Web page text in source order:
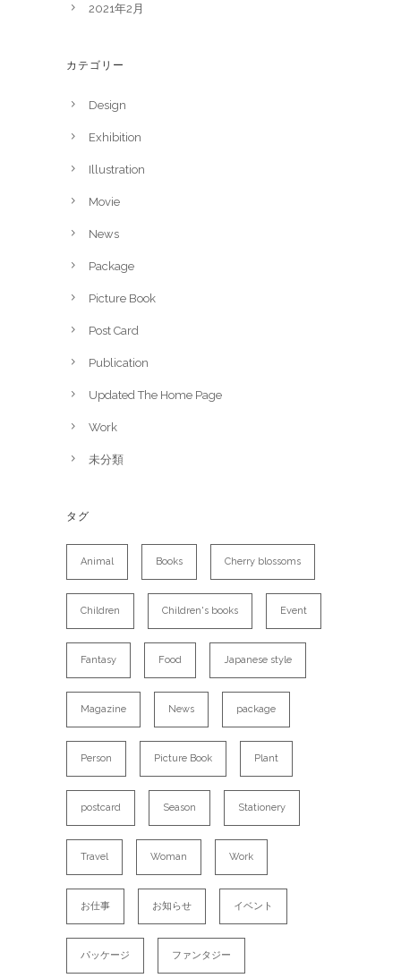
2021年2月
カテゴリー
Design
Exhibition
Illustration
Movie
News
Package
Picture Book
Post Card
Publication
Updated The Home Page
Work
未分類
タグ
Animal Books Cherry blossoms
Children Children's books Event
Fantasy Food Japanese style
Magazine News package
Person Picture Book Plant
postcard Season Stationery
Travel Woman Work
お仕事 お知らせ イベント
パッケージ ファンタジー